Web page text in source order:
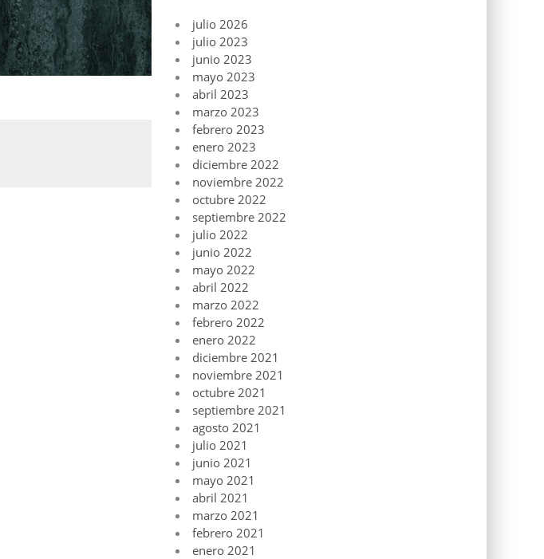
julio 2026
julio 2023
junio 2023
mayo 2023
abril 2023
marzo 2023
febrero 2023
enero 2023
diciembre 2022
noviembre 2022
octubre 2022
septiembre 2022
julio 2022
junio 2022
mayo 2022
abril 2022
marzo 2022
febrero 2022
enero 2022
diciembre 2021
noviembre 2021
octubre 2021
septiembre 2021
agosto 2021
julio 2021
junio 2021
mayo 2021
abril 2021
marzo 2021
febrero 2021
enero 2021